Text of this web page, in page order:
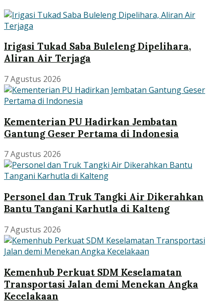
Irigasi Tukad Saba Buleleng Dipelihara,
Aliran Air Terjaga
7 Agustus 2026
Kementerian PU Hadirkan Jembatan
Gantung Geser Pertama di Indonesia
7 Agustus 2026
Personel dan Truk Tangki Air Dikerahkan
Bantu Tangani Karhutla di Kalteng
7 Agustus 2026
Kemenhub Perkuat SDM Keselamatan
Transportasi Jalan demi Menekan Angka
Kecelakaan